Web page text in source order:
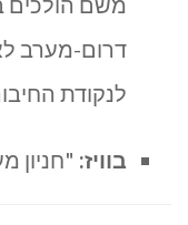
דרום-מערב
לנקודת
בוויז: "חניון